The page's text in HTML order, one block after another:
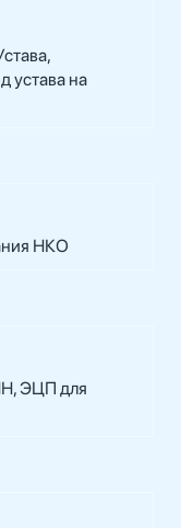
устава на
НКО
ЭЦП для